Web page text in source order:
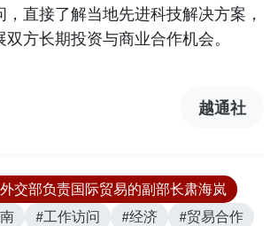
直接了解当地先进科技解决方案，
方长期投资与商业合作机会。
越通社
交部负责国际贸易的副部长肃海岚
#工作访问 #经济
#贸易合作